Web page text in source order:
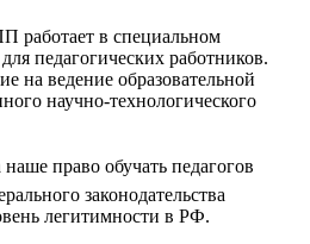
работает в специальном
педагогических работников.
ведение образовательной
научно-технологического
право обучать педагогов
законодательства
легитимности в РФ.